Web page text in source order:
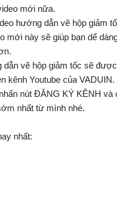
mới nữa.
hướng dẫn vẽ hộp giảm
mới này sẽ giúp bạn dể
dẫn vẽ hộp giảm tốc sẽ
kênh Youtube của VADUIN.
nút ĐĂNG KÝ KÊNH và
nhất từ mình nhé.
nhất: